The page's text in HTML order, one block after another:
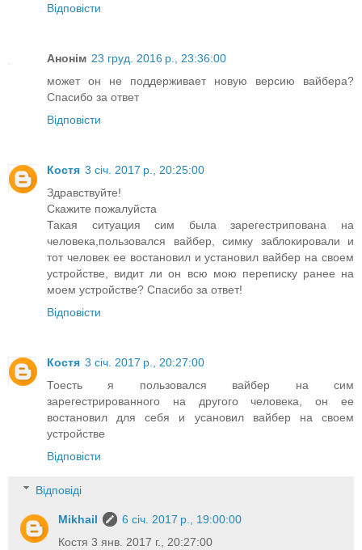
Відповісти
Анонім 23 груд. 2016 р., 23:36:00
может он не поддерживает новую версию вайбера?
Спасибо за ответ
Відповісти
Костя 3 січ. 2017 р., 20:25:00
Здравствуйте!
Скажите пожалуйста
Такая ситуация сим была зарегестрипована на
человека,пользовался вайбер, симку заблокировали и
тот человек ее востановил и установил вайбер на своем
устройстве, видит ли он всю мою переписку ранее на
моем устройстве? Спасибо за ответ!
Відповісти
Костя 3 січ. 2017 р., 20:27:00
Тоесть я пользовался вайбер на сим
зарегестрированного на другого человека, он ее
востановил для себя и усановил вайбер на своем
устройстве
Відповісти
Відповіді
Mikhail
6 січ. 2017 р., 19:00:00
Костя 3 янв. 2017 г., 20:27:00